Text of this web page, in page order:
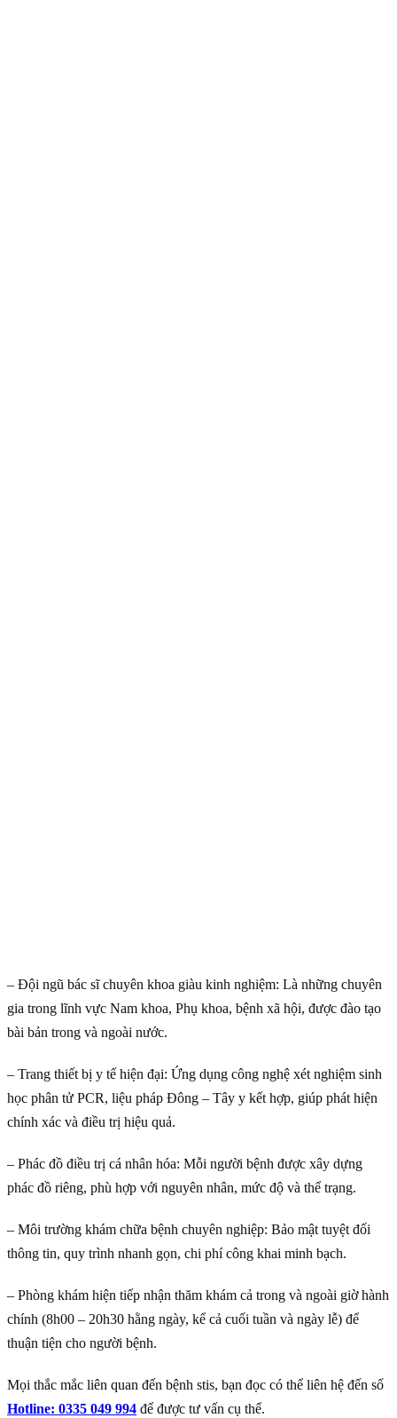
– Đội ngũ bác sĩ chuyên khoa giàu kinh nghiệm: Là những chuyên
gia trong lĩnh vực Nam khoa, Phụ khoa, bệnh xã hội, được đào tạo
bài bản trong và ngoài nước.
– Trang thiết bị y tế hiện đại: Ứng dụng công nghệ xét nghiệm sinh
học phân tử PCR, liệu pháp Đông – Tây y kết hợp, giúp phát hiện
chính xác và điều trị hiệu quả.
– Phác đồ điều trị cá nhân hóa: Mỗi người bệnh được xây dựng
phác đồ riêng, phù hợp với nguyên nhân, mức độ và thể trạng.
– Môi trường khám chữa bệnh chuyên nghiệp: Bảo mật tuyệt đối
thông tin, quy trình nhanh gọn, chi phí công khai minh bạch.
– Phòng khám hiện tiếp nhận thăm khám cả trong và ngoài giờ hành
chính (8h00 – 20h30 hằng ngày, kể cả cuối tuần và ngày lễ) để
thuận tiện cho người bệnh.
Mọi thắc mắc liên quan đến bệnh stis, bạn đọc có thể liên hệ đến số
Hotline: 0335 049 994 để được tư vấn cụ thể.